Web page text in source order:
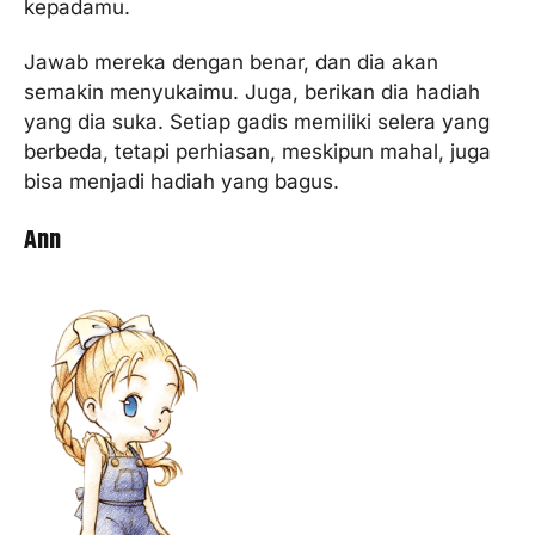
kepadamu.
Jawab mereka dengan benar, dan dia akan
semakin menyukaimu. Juga, berikan dia hadiah
yang dia suka. Setiap gadis memiliki selera yang
berbeda, tetapi perhiasan, meskipun mahal, juga
bisa menjadi hadiah yang bagus.
Ann